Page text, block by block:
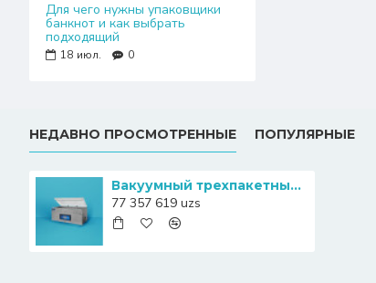
Для чего нужны упаковщики
банкнот и как выбрать
подходящий
18 июл. 0
НЕДАВНО ПРОСМОТРЕННЫЕ ПОПУЛЯРНЫЕ
Вакуумный трехпакетный упаковщик купюр и монет Henkovac T5
77 357 619 uzs